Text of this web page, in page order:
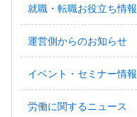
就職・転職お役立ち情報
運営側からのお知らせ
イベント・セミナー情報
労働に関するニュース